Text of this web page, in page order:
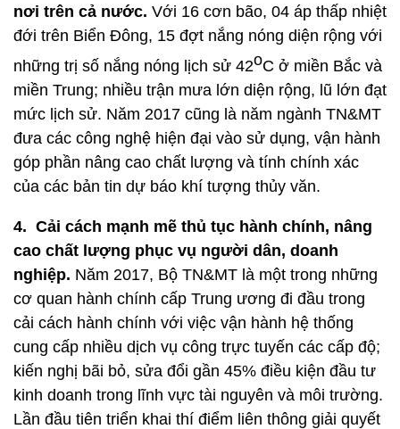
nơi trên cả nước. Với 16 cơn bão, 04 áp thấp nhiệt
đới trên Biển Đông, 15 đợt nắng nóng diện rộng với
những trị số nắng nóng lịch sử 42oC ở miền Bắc và
miền Trung; nhiều trận mưa lớn diện rộng, lũ lớn đạt
mức lịch sử. Năm 2017 cũng là năm ngành TN&MT
đưa các công nghệ hiện đại vào sử dụng, vận hành
góp phần nâng cao chất lượng và tính chính xác
của các bản tin dự báo khí tượng thủy văn.
4. Cải cách mạnh mẽ thủ tục hành chính, nâng
cao chất lượng phục vụ người dân, doanh
nghiệp. Năm 2017, Bộ TN&MT là một trong những
cơ quan hành chính cấp Trung ương đi đầu trong
cải cách hành chính với việc vận hành hệ thống
cung cấp nhiều dịch vụ công trực tuyến các cấp độ;
kiến nghị bãi bỏ, sửa đổi gần 45% điều kiện đầu tư
kinh doanh trong lĩnh vực tài nguyên và môi trường.
Lần đầu tiên triển khai thí điểm liên thông giải quyết